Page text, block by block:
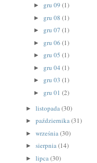
► gru 09 (1)
► gru 08 (1)
► gru 07 (1)
► gru 06 (1)
► gru 05 (1)
► gru 04 (1)
► gru 03 (1)
► gru 01 (2)
►listopada(30)
►października(31)
►września(30)
►sierpnia(14)
►lipca(30)